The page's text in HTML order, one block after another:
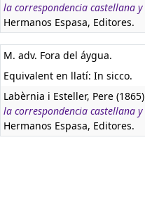
la correspondencia castellana
Hermanos Espasa, Editores.
M. adv. Fora del áygua.
Equivalent en llatí: In sicco.
Labèrnia i Esteller, Pere
la correspondencia castellana
Hermanos Espasa, Editores.